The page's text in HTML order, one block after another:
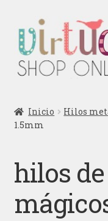
la
navegación
al
contenido
Podcast
Contactar
Inicio Hilos
1.5mm
hilos